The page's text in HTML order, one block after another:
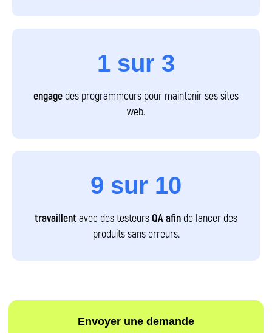
1 sur 3
engage des programmeurs pour maintenir ses sites
web.
9 sur 10
travaillentavec des testeursQA afin de lancer des
produits sans erreurs.
Préparation aux entretiens
Tu apprendras quelles questions attendre et
questions pièges, négociation salariale.
Création de CV
attire l’attention des employeurs.